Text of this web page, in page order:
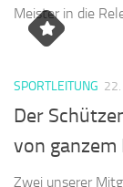
Meister in die
SPORTLEITUNG
Der
von ganzem
Zwei unserer